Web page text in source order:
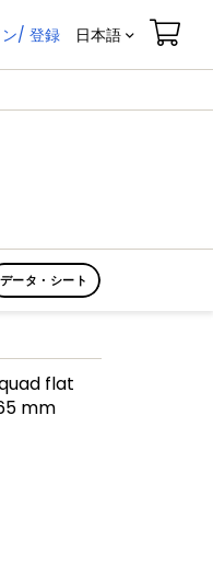
/ 登録 日本語
データ・シート
flat
mm